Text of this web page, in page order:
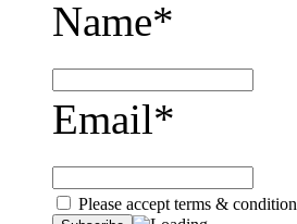
Name*
Email*
Please accept terms & condition